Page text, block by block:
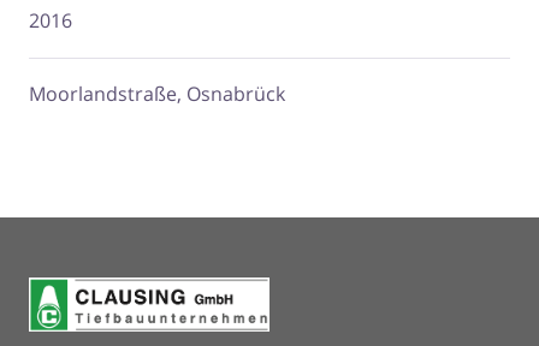
2016
Moorlandstraße, Osnabrück